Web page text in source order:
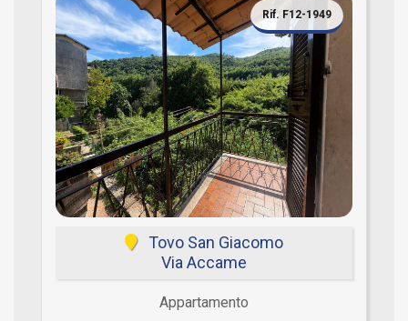
Rif. F12-1949
Tovo San Giacomo
Via Accame
Appartamento